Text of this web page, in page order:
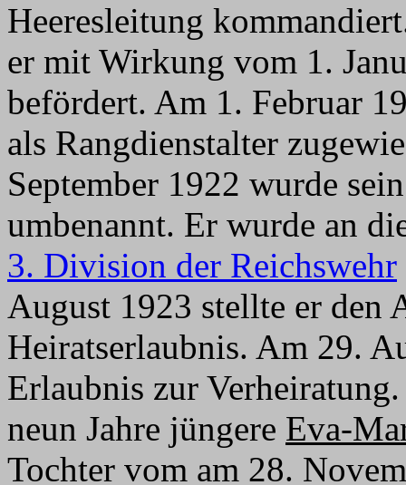
Heeresleitung
er mit Wirkung vom 1.
befördert. Am 1. Februar
als Rangdienstalter
September 1922 wurde
umbenannt. Er wurde an
3. Division der Reichswehr
August 1923 stellte er den
Heiratserlaubnis. Am 29.
Erlaubnis zur
neun Jahre jüngere Eva-
Tochter vom am 28.